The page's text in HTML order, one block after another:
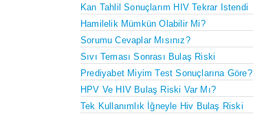
Kan Tahlil Sonuçlarım HIV Tekrar Istendi
Hamilelik Mümkün Olabilir Mi?
Sorumu Cevaplar Mısınız?
Sıvı Teması Sonrası Bulaş Riski
Prediyabet Miyim Test Sonuçlarına Göre?
HPV Ve HIV Bulaş Riski Var Mı?
Tek Kullanımlık İğneyle Hiv Bulaş Riski